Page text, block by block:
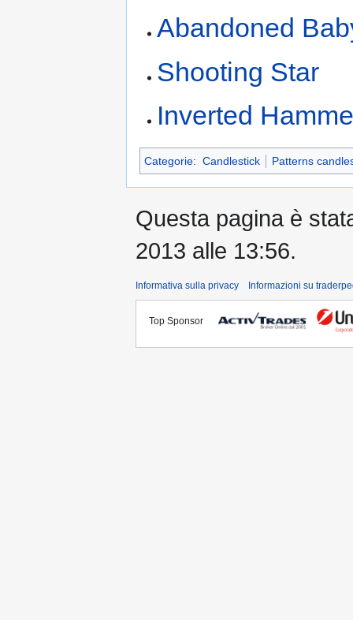
Abandoned
Shooting Star
Inverted
Categorie: Candlestick Patterns
Questa pagina è
2013 alle 13:56.
Informativa sulla privacy Informazioni su
Top Sponsor